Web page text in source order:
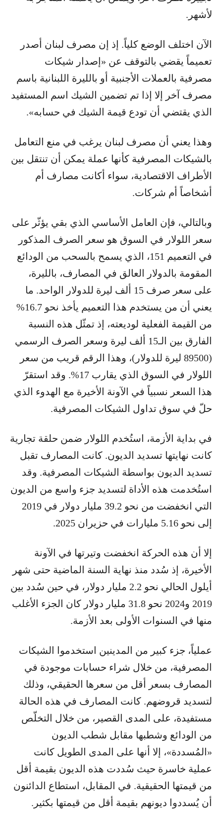
لأشهر.
الآن اختلف الوضع كلياً. إذ إن مصرف لبنان أصدر
تعميماً يقضي بالتوقف عن «إصدار شيكات
مصرفية بالعملات الأجنبية أو بالليرة اللبنانية باسم
مصرف آخر إلا إذا تم تضمين الشيك اسم المستفيد
الذي يقتضي أن تودع قيمة الشيك في حسابه».
وهذا يعني أن مصرف لبنان يرغب في منع التعامل
بالشيكات المصرفية كأنها عملة يمكن أن تنتقل بين
الأطراف الاقتصادية، سواء أكانت مصارف أم
أشخاصاً أم شركات.
وبالتالي، فإن العامل الأساسي الذي بقي يؤثّر على
سعر اللولار في السوق هو سعر الصرف المذكور
في التعميم 151، الذي يسمح بالسحب من الودائع
المقومة بالدولار العالق في المصارف، بالليرة،
على سعر صرف 15 ألف ليرة للدولار الواحد. ما
يعني أن من يستخدم هذا التعميم يأخذ نحو 16.7%
من القيمة الفعلية لوديعته، إذ تمثّل هذه النسبة
الفارق بين الـ15 ألف ليرة وسعر الصرف الرسمي
(89500 ليرة للدولار)، وهذا الرقم قريب من سعر
اللولار في السوق الذي يقارب 17%. وقد استقرّ
هذا السعر نسبياً في الآونة الأخيرة مع الهدوء الذي
حلّ في سوق تداول الشيكات المصرفية.
في بداية الأزمة، استُخدم اللولار ضمن حلقة تجارية
كانت نهايتها تسديد الديون. كانت المصارف تقبل
تسديد الديون بواسطة الشيكات المصرفية. وقد
استُخدمت هذه الأداة لتسديد جزء واسع من الديون
التي انخفضت من نحو 39.2 مليار دولار في 2019
إلى نحو 5.16 مليارات في حزيران 2025.
إلا أن هذه الحركة انخفضت وتيرتها في الآونة
الأخيرة، إذ سُدد منذ نهاية السنة الماضية حتى شهر
أيلول الحالي نحو 2.2 مليار دولار، في حين سُدد بين
2019 و2024 نحو 31.8 مليار دولار كان الجزء الأغلب
منها في السنوات الأولى بعد الأزمة.
عملياً، جزء كبير من المدينين استخدموا الشيكات
المصرفية، من خلال شراء حسابات موجودة في
المصارف بسعر أقل من سعرها الحقيقي، وذلك
لتسديد قروضهم. كانت المصارف في هذه الحالة
مستفيدة، على المدى القصير، من خلال التخلّص
من الودائع وشطبها مقابل شطب الديون
«المُسددة»، إلا أنها على المدى الطويل كانت
عملية خاسرة حيث سُددت هذه الديون بقيمة أقل
من قيمتها الحقيقية. في المقابل، استطاع الدائنون
أن يُسددوا ديونهم بقيمة أقل من قيمتها بكثير.